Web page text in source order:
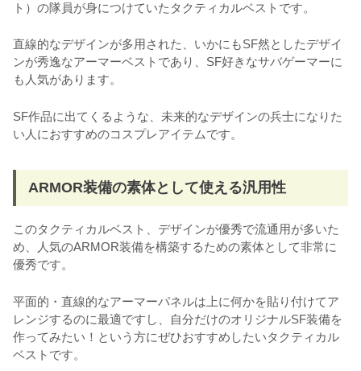
ト）の隊員が身につけていたタクティカルベストです。
直線的なデザインが多用された、いかにもSF然としたデザイ
ンが秀逸なアーマーベストであり、SF好きなサバゲーマーに
も人気があります。
SF作品に出てくるような、未来的なデザインの兵士になりた
い人におすすめのコスプレアイテムです。
ARMOR装備の素体として使える汎用性
このタクティカルベスト、デザインが優秀で流通用が多いた
め、人気のARMOR装備を構築するための素体として非常に
優秀です。
平面的・直線的なアーマーパネルは上に何かを貼り付けてア
レンジするのに最適ですし、自分だけのオリジナルSF装備を
作ってみたい！という方にぜひおすすめしたいタクティカル
ベストです。